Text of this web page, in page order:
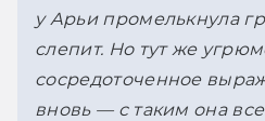
у Арьи промелькнула
слепит. Но тут же
сосредоточенное
вновь — с таким она